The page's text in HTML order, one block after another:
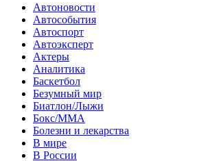
Автоновости
Автособытия
Автоспорт
Автоэксперт
Актеры
Аналитика
Баскетбол
Безумный мир
Биатлон/Лыжи
Бокс/MMA
Болезни и лекарства
В мире
В России